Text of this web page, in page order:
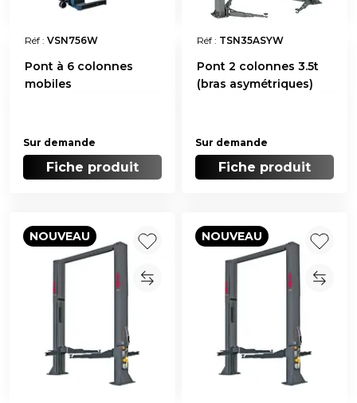
Réf : VSN756W
Pont à 6 colonnes
mobiles
Sur demande
Fiche produit
Réf : TSN35ASYW
Pont 2 colonnes 3.5t
(bras asymétriques)
Sur demande
Fiche produit
NOUVEAU NOUVEAU